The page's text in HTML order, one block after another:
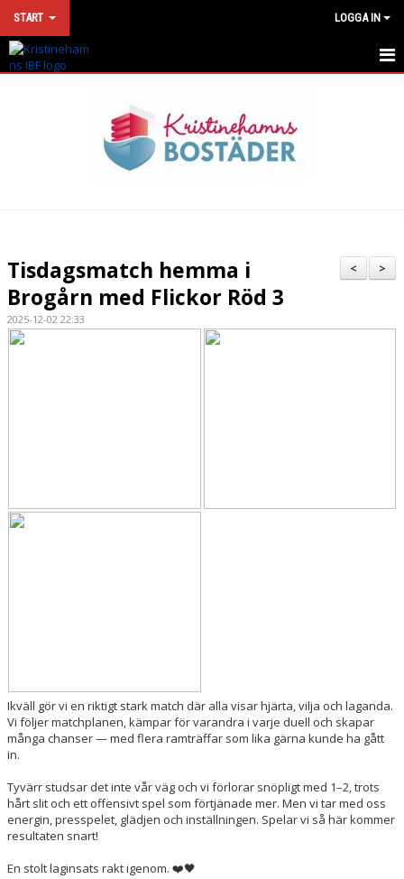
START LOGGA IN
KALENDER
SPONSORLOTTERI
TRÄNINGSTIDER
>
<
Tisdagsmatch hemma i
Brogårn med Flickor Röd 3
2025-12-02 22:33
Ikväll gör vi en riktigt stark match där alla visar hjärta, vilja och laganda.
Vi följer matchplanen, kämpar för varandra i varje duell och skapar
många chanser — med flera ramträffar som lika gärna kunde ha gått
in.
Tyvärr studsar det inte vår väg och vi förlorar snöpligt med 1–2, trots
hårt slit och ett offensivt spel som förtjänade mer. Men vi tar med oss
energin, presspelet, glädjen och inställningen. Spelar vi så här kommer
resultaten snart!
En stolt laginsats rakt igenom. ❤️🖤